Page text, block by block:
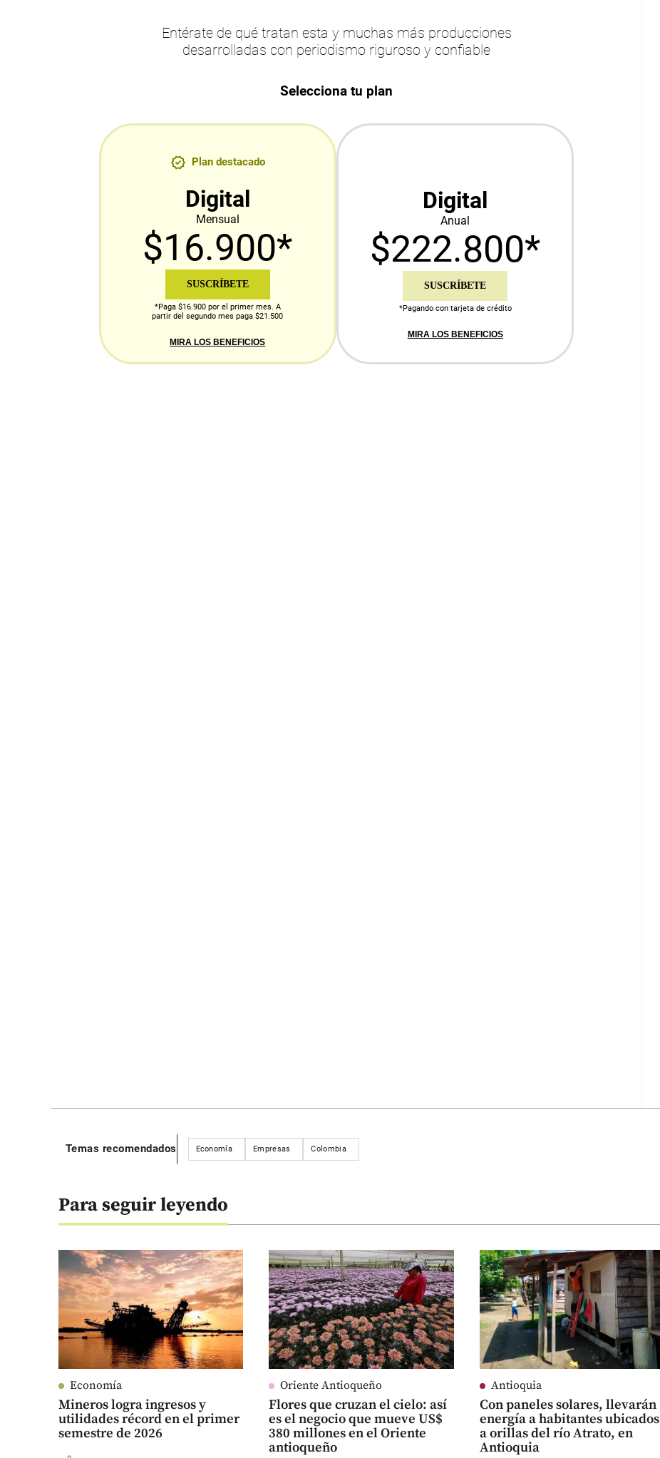
Entérate de qué tratan esta y muchas más producciones
desarrolladas con periodismo riguroso y confiable
Selecciona tu plan
Plan destacado
Digital
Mensual
$16.900*
SUSCRÍBETE
*Paga $16.900 por el primer mes. A
partir del segundo mes paga $21.500
MIRA LOS BENEFICIOS
Digital
Anual
$222.800*
SUSCRÍBETE
*Pagando con tarjeta de crédito
MIRA LOS BENEFICIOS
Temas recomendados Economía Empresas Colombia
Para seguir leyendo
Economía
Mineros logra ingresos y
utilidades récord en el primer
semestre de 2026
Oriente Antioqueño
Flores que cruzan el cielo: así
es el negocio que mueve US$
380 millones en el Oriente
antioqueño
Antioquia
Con paneles solares, llevarán
energía a habitantes ubicados
a orillas del río Atrato, en
Antioquia